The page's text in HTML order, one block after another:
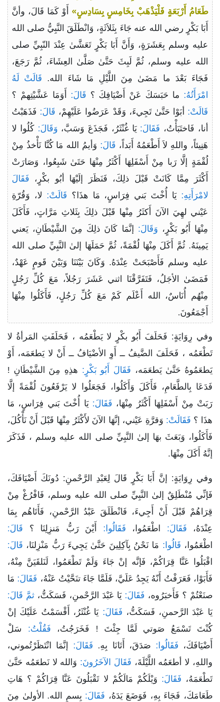
طَعَامُ أَرْبَعَةٍ فَلْيَذْهَبْ بِخَامِسٍ بِسَادِسٍ» أَوْ كَمَا قَالَ، وأنَّ
أَبَا بَكْرٍ رضي الله عنه جَاءَ بِثَلاَثَةٍ، وَانْطَلَقَ النَّبِيُّ صلى الله
عليه وسلم بِعَشَرَةٍ، وَأَنَّ أَبَا بَكْرٍ تَعَشَّىٰ عِنْدَ النّبِيِّ صلى
الله عليه وسلم، ثُمَّ لَبِثَ حَتَّىٰ صَلَّىٰ العِشَاءَ، ثُمَّ رَجَعَ،
فَجَاءَ بَعْدَ ما مَضَىٰ مِنَ اللَّيْلِ مَا شَاءَ الله. قَالَتْ لَهُ
امْرَأَتُهُ: ما حَبَسَكَ عَنْ أَضْيَافِكَ ؟ قَالَ: أَوَمَا عَشَّيْتِهمْ ؟
قَالَتْ: أبَوْا حَتَّىٰ تَجِيءَ، وَقَدْ عَرَضُوا عَلَيْهِمْ، قَالَ: فَذَهَبْتُ
أنا، فَاختَبَأْتُ، فَقَالَ: يَا غُنْثَرُ، فَجَذَعَ وَسَبَّ، وَقَالَ: كُلُوا لا
هَنِيئاً، واللهِ لاَ أَطْعَمُهُ أَبَداً، قَالَ: وَأيمُ الله مَا كُنَّا نَأْخذُ مِنْ
لُقْمَةٍ إلَّا رَبا مِنْ أَسْفَلِهَا أَكْثَرُ مِنْهَا حَتَىٰ شَبِعُوا، وَصَارَتْ
أَكْثَرَ مِمَّا كَانَتْ قَبْلَ ذلِكَ، فَنَظَرَ إلَيْهَا أبُو بكْرٍ، فَقَالَ
لامْرَأَتِهِ: يَا أُخْتَ بَني فِرَاسٍ، مَا هذَا؟ قَالَتْ: لا، وَقُرّةِ
عَيْني لهِيَ الآنَ أَكثَرُ مِنْها قَبْلَ ذلِكَ بِثَلاثِ مَرَّاتٍ، فَأَكَلَ
مِنْهَا أَبُو بَكْرٍ، وَقَالَ: إنَّمَا كَانَ ذلِكَ مِنَ الشَّيْطَانِ، يَعني
يَمِينَهُ. ثُمَّ أَكَلَ مِنْهَا لُقْمَةً، ثُمَّ حَمَلَهَا إلىٰ النَّبِيِّ صلى الله
عليه وسلم فَأَصْبَحَتْ عِنْدَهُ. وَكَانَ بَيْنَنَا وَبَيْنَ قَومٍ عَهْدٌ،
فَمَضَىٰ الأجَلُ، فَتَفَرَّقْنَا اثني عَشَرَ رَجُلاً، مَعَ كُلِّ رَجُلٍ
مِنْهُم أُنَاسٌ، الله أَعْلَم كَمْ مَعَ كُلِّ رَجُلٍ، فَأَكَلُوا مِنْهَا
أَجْمَعُونَ.
وفي رِوَايَةٍ: فَحَلَفَ أَبُو بكْرٍ لا يَطْعَمُه ، فَحَلَفَتِ المَرأةُ لا
تَطْعَمُه ، فَحَلَفَ الضَّيفُ ــ أَوِ الأضْيَافُ ــ أَنْ لا يَطعَمَه، أَوْ
يَطعَمُوهُ حَتَّىٰ يَطعَمَه، فَقَالَ أَبُو بَكْرٍ: هذِهِ مِنَ الشَّيْطَانِ !
فَدَعَا بِالطَّعَامِ، فَأَكَلَ وَأَكَلُوا، فَجَعَلُوا لا يَرْفَعُونَ لُقْمَةً إلَّا
رَبَتْ مِنْ أَسْفَلِهَا أَكْثَرُ مِنْهَا، فَقَالَ: يَا أُخْتَ بَني فِرَاسٍ، مَا
هذَا ؟ فَقَالَتْ: وَقرَّةِ عَيْني، إنَّهَا الآنَ لأَكْثَرُ مِنْهَا قَبْلَ أَنْ نَأْكُلَ،
فَأَكَلُوا، وَبَعَثَ بهَا إلىٰ النَّبِيِّ صلى الله عليه وسلم ، فَذَكَرَ
إنَّهُ أَكَلَ مِنْهَا.
وفي رِوَايَةٍ: إنَّ أَبَا بَكْرٍ قَالَ لِعَبْدِ الرَّحْمنِ: دُونَكَ أَضْيَافَكَ،
فَإنِّي مُنْطَلِقٌ إلىٰ النَّبِيِّ صلى الله عليه وسلم، فَافْرُغْ مِنْ
قِرَاهُمْ قَبْلَ أَنْ أَجِيءَ، فَانْطَلَقَ عَبْدُ الرَّحْمنِ، فَأَتَاهُم بِمَا
عِنْدَهُ، فَقَالَ: اطْعَمُوا، فَقَالُوا: أَيْنَ رَبُّ مَنزِلِنَا ؟ قَالَ:
اطْعَمُوا، قَالُوا: مَا نَحْنُ بِآكِلِينَ حَتَّىٰ يَجِيءَ رَبُّ مَنْزِلنَا، قَالَ:
اقْبَلُوا عَنَّا قِرَاكُمْ، فَإنَّه إنْ جَاءَ وَلَمْ تَطْعَمُوا، لَنَلقَيَنَّ مِنْهُ،
فَأَبَوْا، فَعَرَفْتُ أَنّهُ يَجِدُ عَلَيَّ، فَلَمَّا جَاءَ تنَحَّيْتُ عَنْهُ، فَقَالَ: مَا
صنَعْتُمْ ؟ فَأَخبَرُوه، فَقَالَ: يَا عَبْدَ الرَّحْمنِ، فَسَكَتُّ، ثمَّ قَالَ:
يَا عَبْدَ الرَّحمنِ، فَسَكَتُّ، فَقَالَ: يَا غُنْثَرُ، أَقْسَمْتُ عَلَيْكَ إنْ
كُنْتَ تَسْمَعُ صَوتي لَمَّا جِئْتَ ! فَخَرَجُتُ، فَقُلْتُ: سَلْ
أَضْيَافَكَ، فَقَالُوا: صَدَقَ، أَتَانَا بِهِ. فَقَالَ: إنَّمَا انْتَظَرْتُموني،
واللهِ، لا أطعَمُه اللَّيْلَةَ، فَقَالَ الآخَرُونَ: وَالله لا نَطعَمُه حَتَّىٰ
تَطْعَمَهُ، فَقَالَ: وَيْلَكُمْ مَالَكُمْ لا تَقْبَلُونَ عَنَّا قِرَاكُمْ ؟ هَاتِ
طَعَامَكَ، فَجَاءَ بِهِ، فَوَضَعَ يَدَهُ، فَقَالَ: بِسمِ الله. الأولىٰ مِنَ